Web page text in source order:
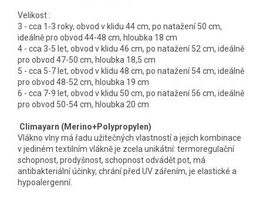
Velikost :
3 - cca 1-3 roky, obvod v klidu 44 cm, po natažení 50 cm,
ideálně pro obvod 44-48 cm, hloubka 18 cm
4 - cca 3-5 let, obvod v klidu 46 cm, po natažení 52 cm, ideálně
pro obvod 47-50 cm, hloubka 18,5 cm
5 - cca 5-7 let, obvod v klidu 48 cm, po natažení 54 cm, ideálně
pro obvod 48-52 cm, hloubka 19 cm
6 - cca 7-9 let, obvod v klidu 50 cm, po natažení 56 cm, ideálně
pro obvod 50-54 cm, hloubka 20 cm
Climayarn (Merino+Polypropylen)
Vlákno vlny má řadu užitečných vlastností a jejich kombinace
v jediném textilním vlákně je zcela unikátní: termoregulační
schopnost, prodyšnost, schopnost odvádět pot, má
antibakteriální účinky, chrání před UV zářením, je elastické a
hypoalergenní.